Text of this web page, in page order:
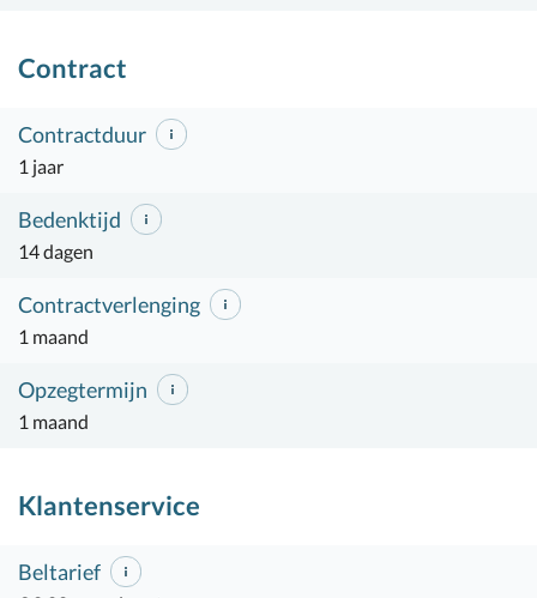
Contract
Contractduur
1 jaar
Bedenktijd
14 dagen
Contractverlenging
1 maand
Opzegtermijn
1 maand
Klantenservice
Beltarief